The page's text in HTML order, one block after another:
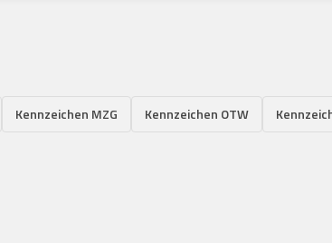
Kennzeichen MZG Kennzeichen OTW